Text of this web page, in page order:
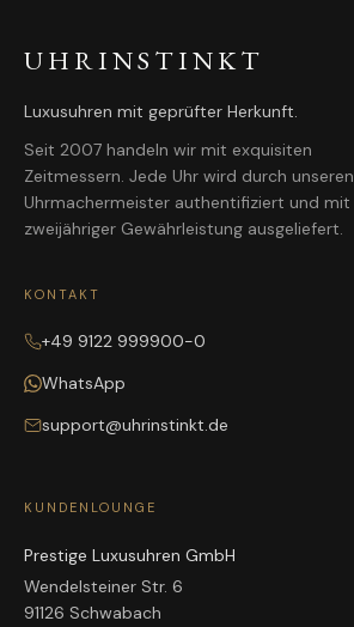
UHRINSTINKT
Luxusuhren mit geprüfter Herkunft.
Seit 2007 handeln wir mit exquisiten
Zeitmessern. Jede Uhr wird durch unseren
Uhrmachermeister authentifiziert und mit
zweijähriger Gewährleistung ausgeliefert.
KONTAKT
+49 9122 999900-0
WhatsApp
support@uhrinstinkt.de
KUNDENLOUNGE
Prestige Luxusuhren GmbH
Wendelsteiner Str. 6
91126 Schwabach